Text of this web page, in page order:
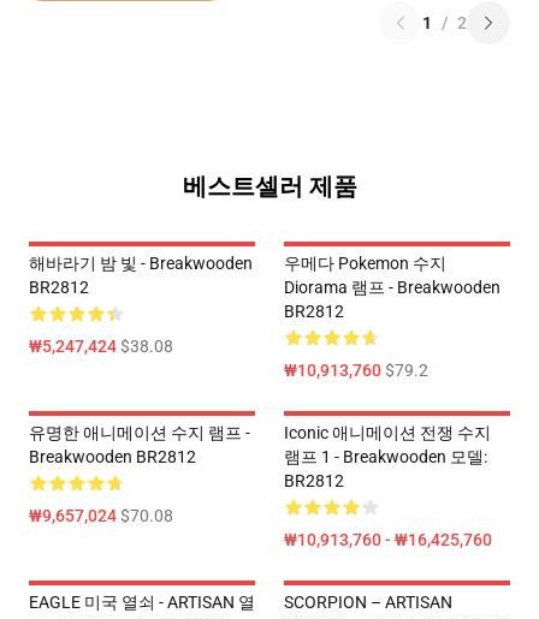
1 / 2
베스트셀러 제품
해바라기 밤 빛 - Breakwooden
BR2812
₩5,247,424$38.08
우메다 Pokemon 수지
Diorama 램프 - Breakwooden
BR2812
₩10,913,760$79.2
유명한 애니메이션 수지 램프 -
Breakwooden BR2812
₩9,657,024$70.08
Iconic 애니메이션 전쟁 수지
램프 1 - Breakwooden 모델:
BR2812
₩10,913,760 - ₩16,425,760
EAGLE 미국 열쇠 - ARTISAN 열
SCORPION – ARTISAN